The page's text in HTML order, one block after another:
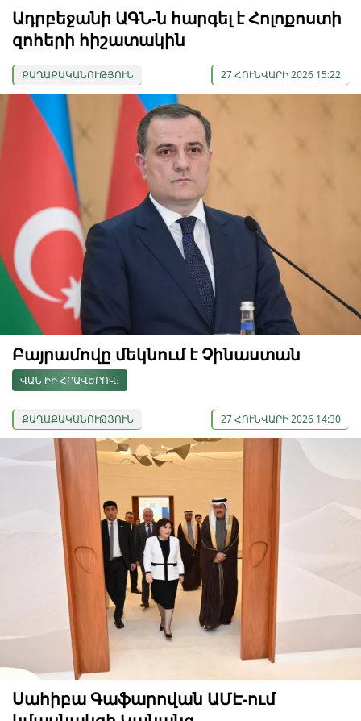
Ադրբեջանի ԱԳՆ-ն հարգել է Հոլոքոստի
զոհերի հիշատակին
ՔԱՂԱՔԱԿԱՆՈՒԹՅՈՒՆ 27 ՀՈՒՆՎԱՐԻ 2026 15:22
Բայրամովը մեկնում է Չինաստան
ՎԱՆ ԻԻ ՀՐԱՎԵՐՈՎ։
ՔԱՂԱՔԱԿԱՆՈՒԹՅՈՒՆ 27 ՀՈՒՆՎԱՐԻ 2026 14:30
Սահիբա Գաֆարովան ԱՄԷ-ում